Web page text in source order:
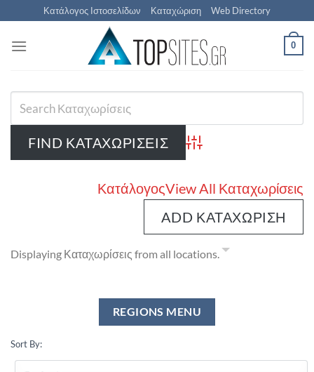
Μετάβαση
στο
περιεχόμενο
Κατάλογος Ιστοσελίδων Καταχώριση Web Directory
0
Advanced Search
ΚατάλογοςView All Καταχωρίσεις
ADD ΚΑΤΑΧΏΡΙΣΗ
Displaying Καταχωρίσεις from all locations.
Sort By: